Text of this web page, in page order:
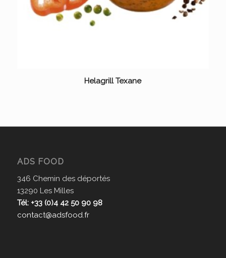
Helagrill Texane
ADS FOOD
346 Chemin des déportés
13290 Les Milles
Tél: +33 (0)4 42 50 90 98
contact@adsfood.fr